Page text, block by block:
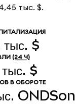
тыс. $.
$
(24 Ч)
$
В ОБОРОТЕ
ONDSon